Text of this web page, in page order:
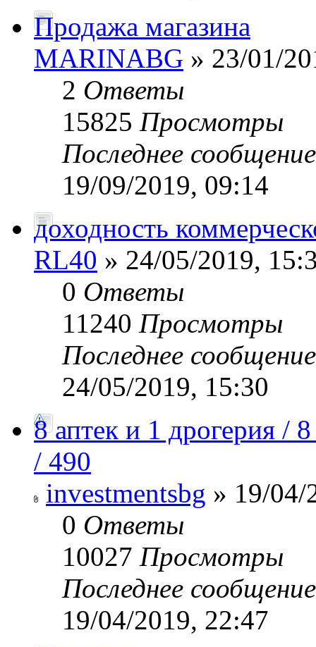
Продажа магазина
MARINABG » 23/01/
2 Ответы
15825 Просмотры
Последнее
19/09/2019, 09:14
доходность
RL40 » 24/05/2019,
0 Ответы
11240 Просмотры
Последнее
24/05/2019, 15:30
8 аптек и 1 дрогерия /
/ 490
investmentsbg » 19/04/
0 Ответы
10027 Просмотры
Последнее
19/04/2019, 22:47